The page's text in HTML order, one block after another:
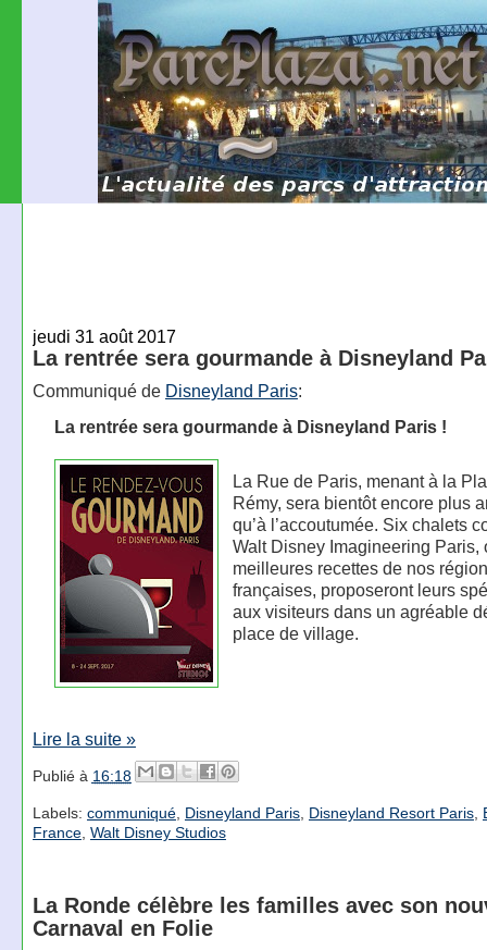
jeudi 31 août 2017
La rentrée sera gourmande à Disneyland
Communiqué de Disneyland Paris:
La rentrée sera gourmande à Disneyland Paris !
La Rue de Paris, menant à la
Rémy, sera bientôt encore plus
qu’à l’accoutumée. Six chalets
Walt Disney Imagineering Paris,
meilleures recettes de nos
françaises, proposeront leurs
aux visiteurs dans un agréable
place de village.
Lire la suite »
Publié à 16:18
Labels: communiqué, Disneyland Paris, Disneyland Resort Paris,
France, Walt Disney Studios
La Ronde célèbre les familles avec son
Carnaval en Folie